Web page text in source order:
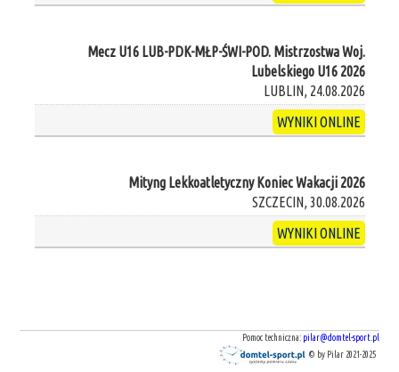
Mecz U16 LUB-PDK-MŁP-ŚWI-POD. Mistrzostwa Woj.
Lubelskiego U16 2026
LUBLIN, 24.08.2026
WYNIKI ONLINE
Mityng Lekkoatletyczny Koniec Wakacji 2026
SZCZECIN, 30.08.2026
WYNIKI ONLINE
Pomoc techniczna: pilar@domtel-sport.pl
© by Pilar 2021-2025